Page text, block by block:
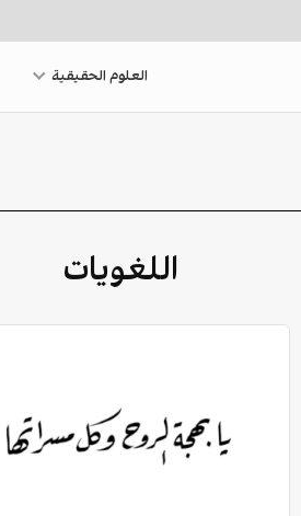
العلوم الحقيقية
اللغويات